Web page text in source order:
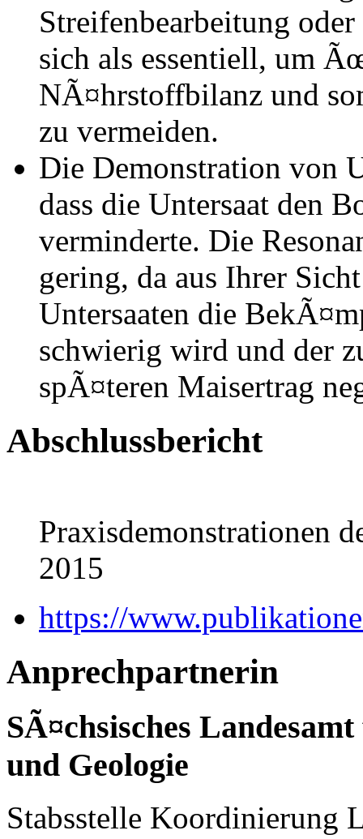
Streifenbearbeitung
sich als essentiell, um
NÃ¤hrstoffbilanz und
zu vermeiden.
Die Demonstration von
dass die Untersaat den
verminderte. Die
gering, da aus Ihrer
Untersaaten die
schwierig wird und der
spÃ¤teren Maisertrag
Abschlussbericht
Praxisdemonstrationen
2015
https://
Anprechpartnerin
SÃ¤chsisches
und Geologie
Stabsstelle Koordinierung